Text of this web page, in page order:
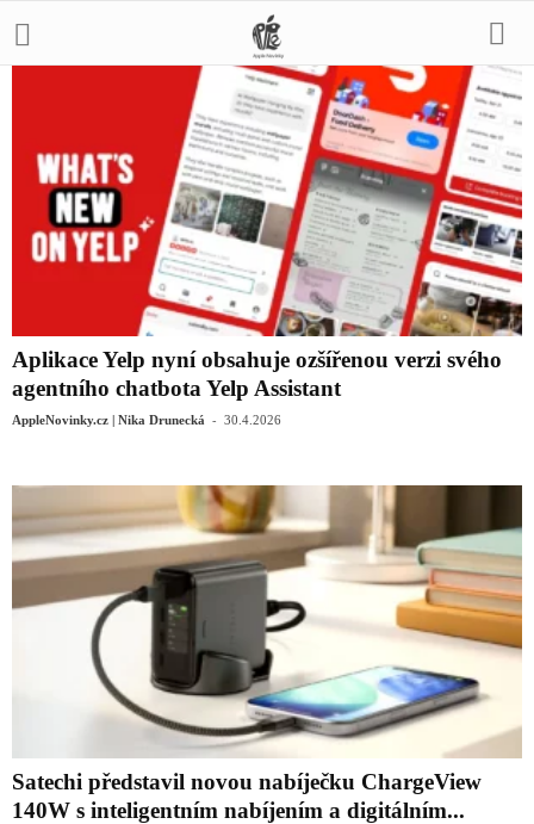
Aplikace Yelp nyní obsahuje ozšířenou verzi svého
agentního chatbota Yelp Assistant
AppleNovinky.cz | Nika Drunecká - 30.4.2026
Satechi představil novou nabíječku ChargeView
140W s inteligentním nabíjením a digitálním...